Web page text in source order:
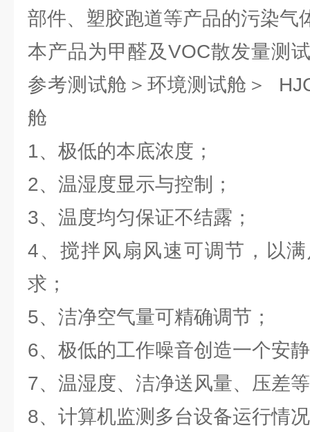
部件、塑胶跑道等产品的污染气
本产品为甲醛及VOC散发量测
参考测试舱＞环境测试舱＞
舱
1、极低的本底浓度；
2、温湿度显示与控制；
3、温度均匀保证不结露；
4、搅拌风扇风速可调节，以
求；
5、洁净空气量可精确调节；
6、极低的工作噪音创造一个安
7、温湿度、洁净送风量、压差
8、计算机监测多台设备运行情